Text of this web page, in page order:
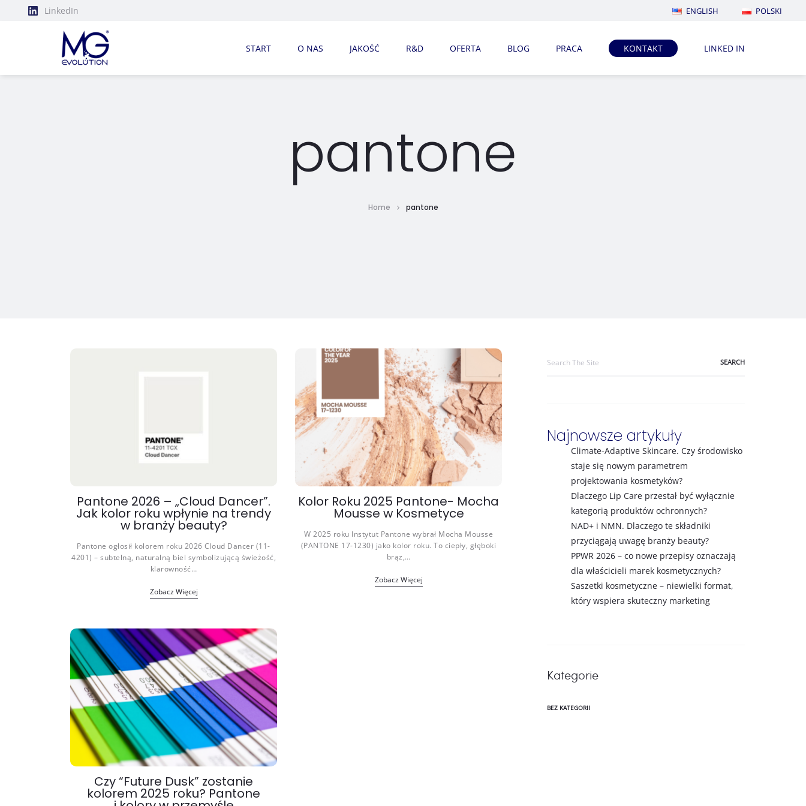
LinkedIn ENGLISH POLSKI
START O NAS JAKOŚĆ R&D OFERTA BLOG PRACA KONTAKT LINKED IN
pantone
Home pantone
Pantone 2026 – „Cloud Dancer”.
Jak kolor roku wpłynie na trendy
w branży beauty?
Pantone ogłosił kolorem roku 2026 Cloud Dancer (11-
4201) – subtelną, naturalną biel symbolizującą świeżość,
klarowność…
Zobacz Więcej
Kolor Roku 2025 Pantone- Mocha
Mousse w Kosmetyce
W 2025 roku Instytut Pantone wybrał Mocha Mousse
(PANTONE 17-1230) jako kolor roku. To ciepły, głęboki
brąz,…
Zobacz Więcej
Czy “Future Dusk” zostanie
kolorem 2025 roku? Pantone
Najnowsze artykuły
Climate-Adaptive Skincare. Czy środowisko
staje się nowym parametrem
projektowania kosmetyków?
Dlaczego Lip Care przestał być wyłącznie
kategorią produktów ochronnych?
NAD+ i NMN. Dlaczego te składniki
przyciągają uwagę branży beauty?
PPWR 2026 – co nowe przepisy oznaczają
dla właścicieli marek kosmetycznych?
Saszetki kosmetyczne – niewielki format,
który wspiera skuteczny marketing
Kategorie
BEZ KATEGORII